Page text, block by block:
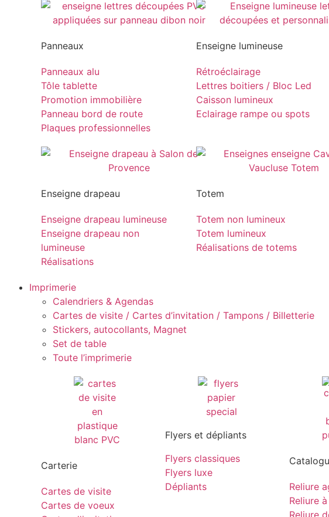
Panneaux
Panneaux alu
Tôle tablette
Promotion immobilière
Panneau bord de route
Plaques professionnelles
Enseigne lumineuse
Rétroéclairage
Lettres boitiers / Bloc Led
Caisson lumineux
Eclairage rampe ou spots
Enseigne drapeau
Enseigne drapeau lumineuse
Enseigne drapeau non
lumineuse
Réalisations
Totem
Totem non lumineux
Totem lumineux
Réalisations de totems
Imprimerie
Calendriers & Agendas
Cartes de visite / Cartes d’invitation / Tampons / Billetterie
Stickers, autocollants, Magnet
Set de table
Toute l’imprimerie
Carterie
Cartes de visite
Cartes de voeux
Flyers et dépliants
Flyers classiques
Flyers luxe
Dépliants
Reliure
Reliure
Reliure